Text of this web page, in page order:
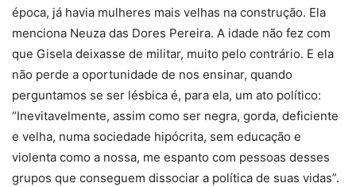
época, já havia mulheres mais velhas na construção. Ela
menciona Neuza das Dores Pereira. A idade não fez com
que Gisela deixasse de militar, muito pelo contrário. E ela
não perde a oportunidade de nos ensinar, quando
perguntamos se ser lésbica é, para ela, um ato político:
“Inevitavelmente, assim como ser negra, gorda, deficiente
e velha, numa sociedade hipócrita, sem educação e
violenta como a nossa, me espanto com pessoas desses
grupos que conseguem dissociar a política de suas vidas”.